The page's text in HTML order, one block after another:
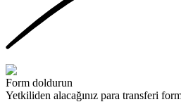
Form doldurun
Yetkiliden alacağınız para transferi